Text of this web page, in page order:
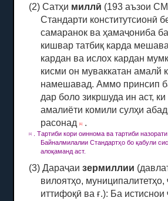
(2) Сатҳи миллӣ (193 аъзои
Стандарти конститутсионӣ
самаранок ва ҳамаҷониба
кишвар татбиқ карда
кардан ва ислох кардан
кисми он муваккатан амалй
намешавад.Аммо принсип
дар боло зикршуда ин аст,
амалиёти комили сулҳи
расонад[1] .
[1] .Тартиби кори оиннома ва тартиби
Байналмилалии Стандартҳо бо қабули
алоқаманд аст.
(3) Дараҷаизермиллии
вилоятҳо, муниципалитетҳо,
иттифоқӣ ва ғ.): Ба истиснои